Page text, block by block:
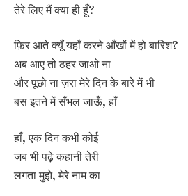
तेरे लिए मैं क्या ही हूँ?
फ़िर आते क्यूँ यहाँ करने आँखों में हो बारिश?
अब आए तो ठहर जाओ ना
और पूछो ना ज़रा मेरे दिन के बारे में भी
बस इतने में सँभल जाऊँ, हाँ
हाँ, एक दिन कभी कोई
जब भी पढ़े कहानी तेरी
लगता मुझे, मेरे नाम का